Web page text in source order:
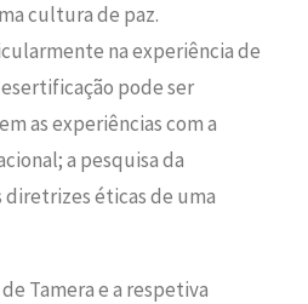
cultura de paz.
na experiênciade
pode ser
asexperiências coma
a pesquisada
diretrizes éticasde uma
Tamera e a respetiva